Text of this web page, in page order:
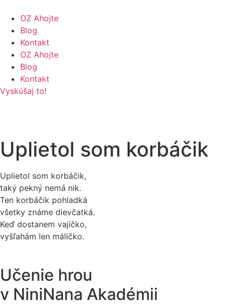
obsah
OZ Ahojte
Blog
Kontakt
OZ Ahojte
Blog
Kontakt
Vyskúšaj to!
Uplietol som korbáčik
Uplietol som korbáčik,
taký pekný nemá nik.
Ten korbáčik pohladká
všetky známe dievčatká.
Keď dostanem vajíčko,
vyšľahám len máličko.
Učenie hrou
v NiniNana Akadémii